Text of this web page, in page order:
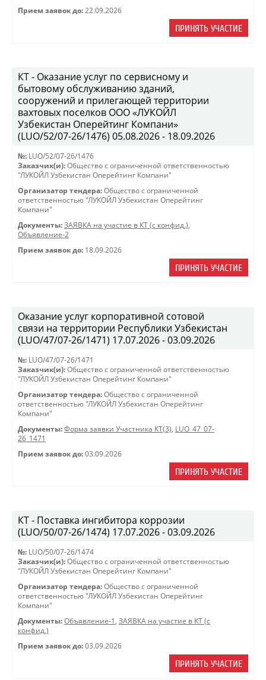
Прием заявок до: 22.09.2026
ПРИНЯТЬ УЧАСТИЕ
КТ - Оказание услуг по сервисному и
бытовому обслуживанию зданий,
сооружений и прилегающей территории
вахтовых поселков ООО «ЛУКОЙЛ
Узбекистан Оперейтинг Компани»
(LUO/52/07-26/1476) 05.08.2026 - 18.09.2026
№: LUO/52/07-26/1476
Заказчик(и): Общество с ограниченной ответственностью
"ЛУКОЙЛ Узбекистан Оперейтинг Компани"
Организатор тендера: Общество с ограниченной
ответственностью "ЛУКОЙЛ Узбекистан Оперейтинг
Компани"
Документы: ЗАЯВКА на участие в КТ (с конфид.),
Объявление-2
Прием заявок до: 18.09.2026
ПРИНЯТЬ УЧАСТИЕ
Оказание услуг корпоративной сотовой
связи на территории Республики Узбекистан
(LUO/47/07-26/1471) 17.07.2026 - 03.09.2026
№: LUO/47/07-26/1471
Заказчик(и): Общество с ограниченной ответственностью
"ЛУКОЙЛ Узбекистан Оперейтинг Компани"
Организатор тендера: Общество с ограниченной
ответственностью "ЛУКОЙЛ Узбекистан Оперейтинг
Компани"
Документы: Форма заявки Участника КТ(3), LUO_47_07-
26_1471
Прием заявок до: 03.09.2026
ПРИНЯТЬ УЧАСТИЕ
КТ - Поставка ингибитора коррозии
(LUO/50/07-26/1474) 17.07.2026 - 03.09.2026
№: LUO/50/07-26/1474
Заказчик(и): Общество с ограниченной ответственностью
"ЛУКОЙЛ Узбекистан Оперейтинг Компани"
Организатор тендера: Общество с ограниченной
ответственностью "ЛУКОЙЛ Узбекистан Оперейтинг
Компани"
Документы: Объявление-1 , ЗАЯВКА на участие в КТ (с
конфид.)
Прием заявок до: 03.09.2026
ПРИНЯТЬ УЧАСТИЕ